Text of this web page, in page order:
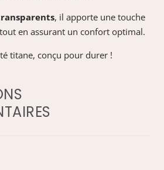
, il apporte une touche
en assurant un confort optimal.
titane, conçu pour durer !